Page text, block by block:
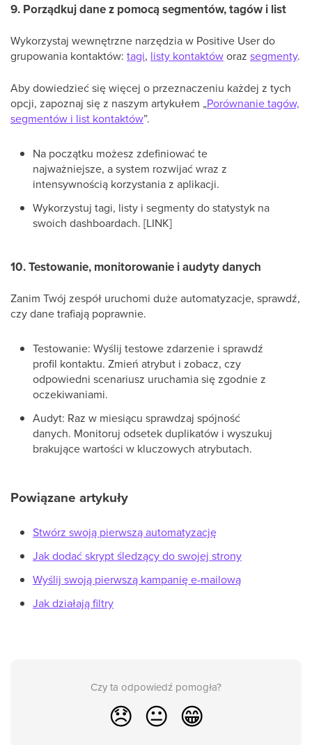
9. Porządkuj dane z pomocą segmentów, tagów i list
Wykorzystaj wewnętrzne narzędzia w Positive User do
grupowania kontaktów: tagi, listy kontaktóworaz segmenty.
Aby dowiedzieć się więcej o przeznaczeniu każdej z tych
opcji, zapoznaj się z naszym artykułem „Porównanie tagów,
segmentów i list kontaktów”.
Na początku możesz zdefiniować te
najważniejsze, a system rozwijać wraz z
intensywnością korzystania z aplikacji.
Wykorzystuj tagi, listy i segmenty do statystyk na
swoich dashboardach. [LINK]
10. Testowanie, monitorowanie i audyty danych
Zanim Twój zespół uruchomi duże automatyzacje, sprawdź,
czy dane trafiają poprawnie.
Testowanie: Wyślij testowe zdarzenie i sprawdź
profil kontaktu. Zmień atrybut i zobacz, czy
odpowiedni scenariusz uruchamia się zgodnie z
oczekiwaniami.
Audyt: Raz w miesiącu sprawdzaj spójność
danych. Monitoruj odsetek duplikatów i wyszukuj
brakujące wartości w kluczowych atrybutach.
Powiązane artykuły
Stwórz swoją pierwszą automatyzację
Jak dodać skrypt śledzący do swojej strony
Wyślij swoją pierwszą kampanię e-mailową
Jak działają filtry
Czy ta odpowiedź pomogła?
😞 😐 😁